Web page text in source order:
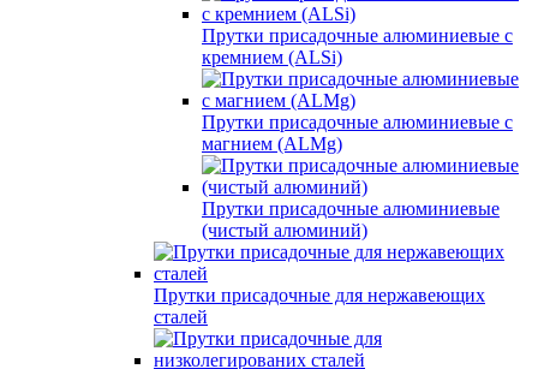
Прутки присадочные алюминиевые с
кремнием (ALSi)
Прутки присадочные алюминиевые с
магнием (ALMg)
Прутки присадочные алюминиевые
(чистый алюминий)
Прутки присадочные для нержавеющих
сталей